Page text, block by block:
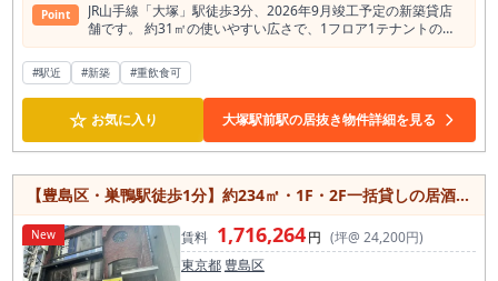
Point
JR山手線「大塚」駅徒歩3分、2026年9月竣工予定の新築貸店
舗です。 約31㎡の使いやすい広さで、1フロア1テナントのた
め独立性が高く、飲食店をはじめ重飲食も相談可能。 スケルト
ン仕様なので、店舗コンセプトに合わせた自由な内装設計がで
き、理想の店舗づくりを実現できます。 新耐震基準を満たした
安心の建物で、天井高約2.86mの開放的な空間も魅力です。 土
日・祝日の営業にも対応しており、カフェやバル、テイクアウ
ト専門店、物販店など幅広い業態をご検討いただけます。 新大
塚駅や巣鴨駅も徒歩圏内でアクセス良好。駅近の新築物件で、
新規開業や店舗移転をお考えの方におすすめです。
#駅近 #新築 #重飲食可
☆ お気に入り 大塚駅前駅の居抜き物件詳細を見る
【豊島区・巣鴨駅徒歩1分】約234㎡・1F・2F一括貸しの居酒屋居抜き／24時間利用可能／重飲食相談可！
New 賃料 1,716,264円 (坪@ 24,200円)
東京都 豊島区